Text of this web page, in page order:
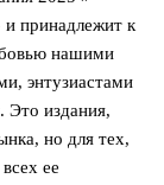
принадлежит к
нашими
энтузиастами
Это издания,
но для тех,
ее